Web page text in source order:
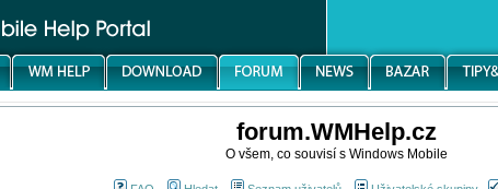
forum.WMHelp.cz
O všem, co souvisí s Windows Mobile